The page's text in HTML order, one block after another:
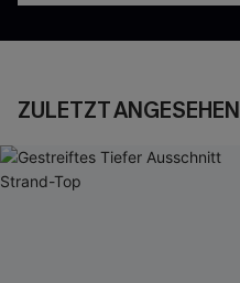
ZULETZT ANGESEHEN